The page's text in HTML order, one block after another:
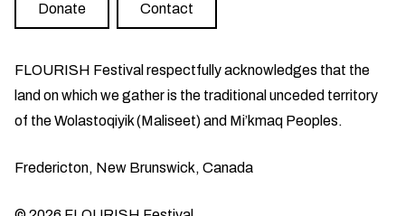
Donate Contact
FLOURISH Festival respectfully acknowledges that the
land on which we gather is the traditional unceded territory
of the Wolastoqiyik (Maliseet) and Mi’kmaq Peoples.
Fredericton, New Brunswick, Canada